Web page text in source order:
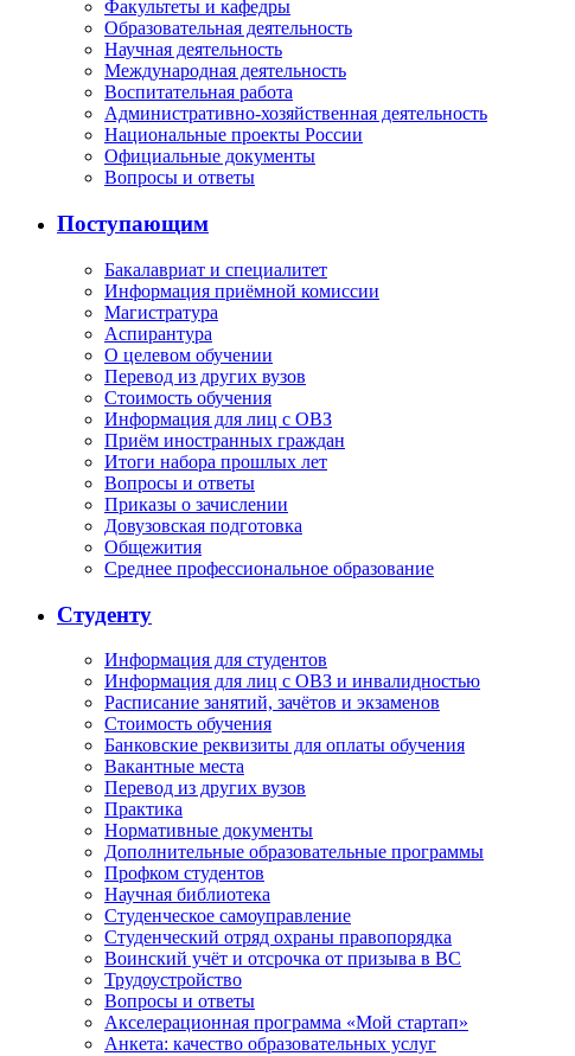
Факультеты и кафедры
Образовательная деятельность
Научная деятельность
Международная деятельность
Воспитательная работа
Административно-хозяйственная деятельность
Национальные проекты России
Официальные документы
Вопросы и ответы
Поступающим
Бакалавриат и специалитет
Информация приёмной комиссии
Магистратура
Аспирантура
О целевом обучении
Перевод из других вузов
Стоимость обучения
Информация для лиц с ОВЗ
Приём иностранных граждан
Итоги набора прошлых лет
Вопросы и ответы
Приказы о зачислении
Довузовская подготовка
Общежития
Среднее профессиональное образование
Студенту
Информация для студентов
Информация для лиц с ОВЗ и инвалидностью
Расписание занятий, зачётов и экзаменов
Стоимость обучения
Банковские реквизиты для оплаты обучения
Вакантные места
Перевод из других вузов
Практика
Нормативные документы
Дополнительные образовательные программы
Профком студентов
Научная библиотека
Студенческое самоуправление
Студенческий отряд охраны правопорядка
Воинский учёт и отсрочка от призыва в ВС
Трудоустройство
Вопросы и ответы
Акселерационная программа «Мой стартап»
Анкета: качество образовательных услуг